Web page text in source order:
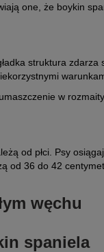
one, że boykin
struktura
w
od płci. Psy
od 36 do 42
węchu
węszyć i tropić. Na
Dzięki swojej
spaniela